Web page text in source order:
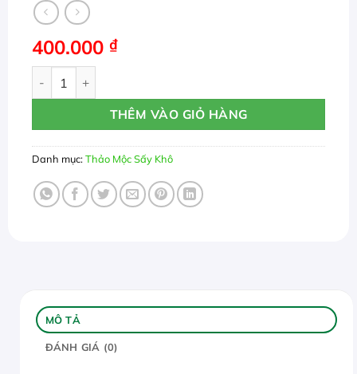
400.000 ₫
THÊM VÀO GIỎ HÀNG
Danh mục:Thảo Mộc Sấy Khô
MÔ TẢ
ĐÁNH GIÁ (0)